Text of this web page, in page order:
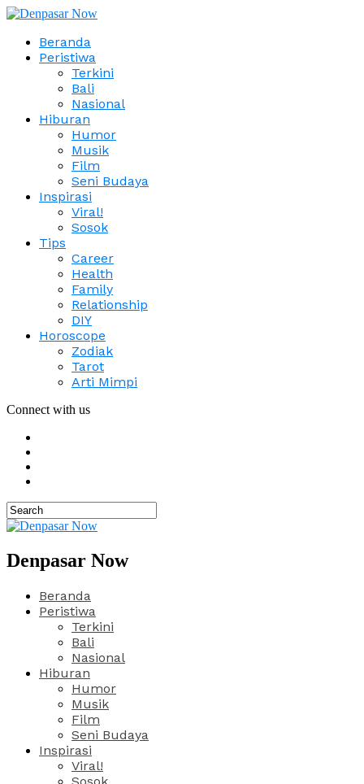
Beranda
Peristiwa
Terkini
Bali
Nasional
Hiburan
Humor
Musik
Film
Seni Budaya
Inspirasi
Viral!
Sosok
Tips
Career
Health
Family
Relationship
DIY
Horoscope
Zodiak
Tarot
Arti Mimpi
Connect with us
Denpasar Now
Beranda
Peristiwa
Terkini
Bali
Nasional
Hiburan
Humor
Musik
Film
Seni Budaya
Inspirasi
Viral!